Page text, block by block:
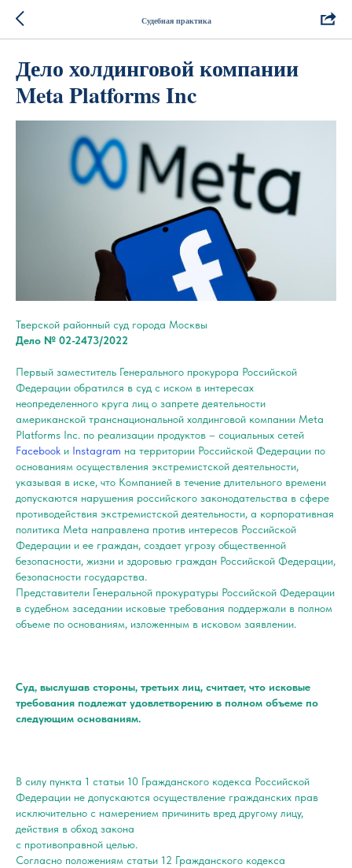
Судебная практика
Дело холдинговой компании
Meta Platforms Inc
Тверской районный суд города Москвы
Дело № 02-2473/2022
Первый заместитель Генерального прокурора Российской
Федерации обратился в суд с иском в интересах
неопределенного круга лиц о запрете деятельности
американской транснациональной холдинговой компании Meta
Platforms Inc. по реализации продуктов – социальных сетей
Facebook и Instagram на территории Российской Федерации по
основаниям осуществления экстремистской деятельности,
указывая в иске, что Компанией в течение длительного времени
допускаются нарушения российского законодательства в сфере
противодействия экстремистской деятельности, а корпоративная
политика Meta направлена против интересов Российской
Федерации и ее граждан, создает угрозу общественной
безопасности, жизни и здоровью граждан Российской Федерации,
безопасности государства.
Представители Генеральной прокуратуры Российской Федерации
в судебном заседании исковые требования поддержали в полном
объеме по основаниям, изложенным в исковом заявлении.
Суд, выслушав стороны, третьих лиц, считает, что исковые
требования подлежат удовлетворению в полном объеме по
следующим основаниям.
В силу пункта 1 статьи 10 Гражданского кодекса Российской
Федерации не допускаются осуществление гражданских прав
исключительно с намерением причинить вред другому лицу,
действия в обход закона
с противоправной целью.
Согласно положениям статьи 12 Гражданского кодекса